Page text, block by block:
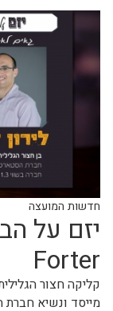
חדשות המועצה
יזם על
Forter
קליקה חצור